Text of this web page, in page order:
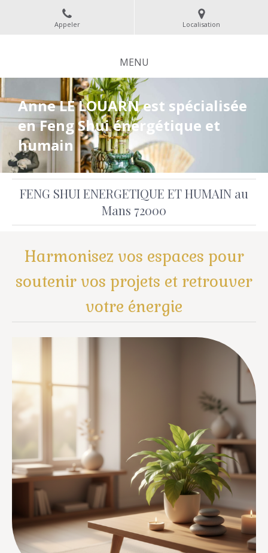
Appeler Localisation
MENU
Anne LE LOUARN est spécialisée
en Feng Shui énergétique et
humain
FENG SHUI ENERGETIQUE ET HUMAIN au
Mans 72000
Harmonisez vos espaces pour
soutenir vos projets et retrouver
votre énergie